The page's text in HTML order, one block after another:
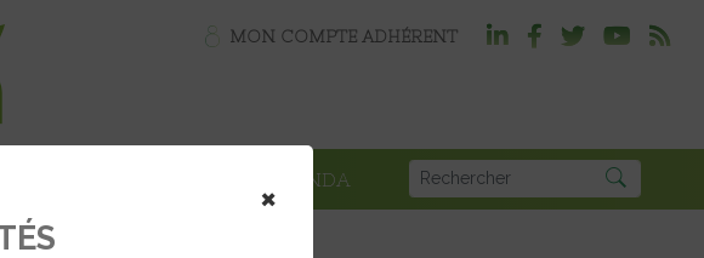
MON COMPTE ADHÉRENT
AGENDA
×